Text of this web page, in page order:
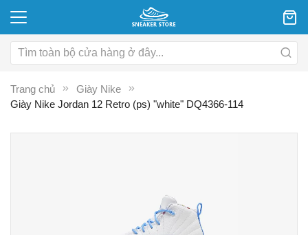
Trang chủ
Giày Nike
Giày Nike Jordan 12 Retro (ps) "white" DQ4366-114